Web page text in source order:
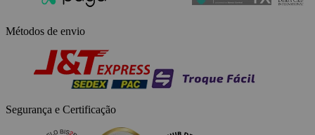
Métodos de envio
Segurança e Certificação